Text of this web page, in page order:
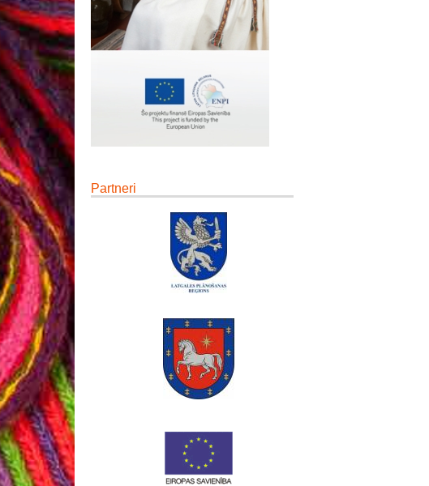
Partneri